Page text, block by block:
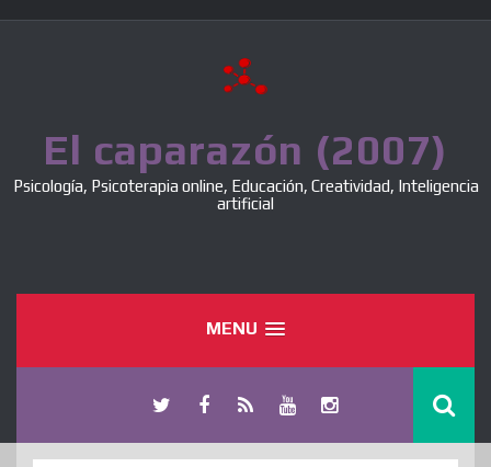
El caparazón (2007)
Psicología, Psicoterapia online, Educación, Creatividad, Inteligencia
artificial
MENU